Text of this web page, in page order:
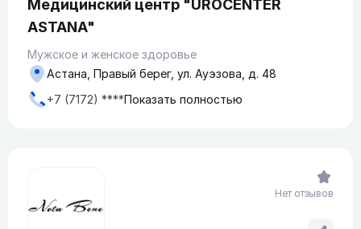
Медицинский центр "UROCENTER
ASTANA"
Мужское и женское здоровье
Астана, Правый берег, ул. Ауэзова, д. 48
+7 (7172) ****Показать полностью
Нет отзывов